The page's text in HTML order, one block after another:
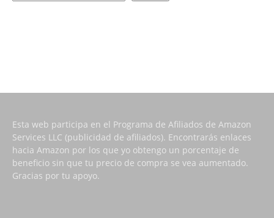
Esta web participa en el Programa de Afiliados de Amazon
Services LLC (publicidad de afiliados). Encontrarás enlaces
hacia Amazon por los que yo obtengo un porcentaje de
beneficio sin que tu precio de compra se vea aumentado.
Gracias por tu apoyo.